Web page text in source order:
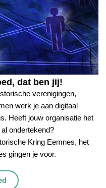
dat ben jij!
verenigingen,
werk je aan digitaal
Heeft jouw organisatie het
ondertekend?
Kring Eemnes, het
gingen je voor.